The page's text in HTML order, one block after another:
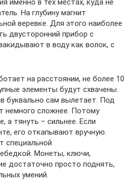
именно в тех местах, куда не
На глубину магнит
веревке. Для этого наиболее
двусторонний прибор с
в воду как волок, с
на расстоянии, не более 10
элементы будут схвачены.
буквально сам вылетает. Под
немного сложнее. Потому
а тянуть – сильнее. Если
его откапывают вручную.
специальной
Монеты, ключи,
достаточно просто поднять,
умений.